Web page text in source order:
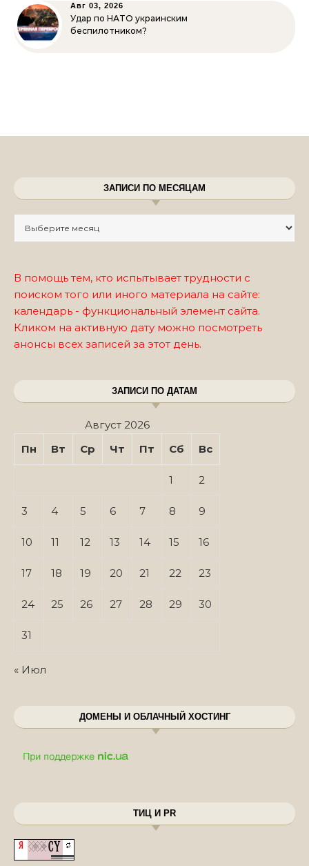
Авг 03, 2026
Удар по НАТО украинским
беспилотником?
ЗАПИСИ ПО МЕСЯЦАМ
В помощь тем, кто испытывает трудности с
поиском того или иного материала на сайте:
календарь - функциональный элемент сайта.
Кликом на активную дату можно посмотреть
анонсы всех записей за этот день.
ЗАПИСИ ПО ДАТАМ
Август 2026
Пн
Вт Ср Чт Пт Сб Вс
1 2
3 4 5 6 7 8 9
10 11 12 13 14 15 16
17 18 19 20 21 22 23
24 25 26 27 28 29 30
31
« Июл
ДОМЕНЫ И ОБЛАЧНЫЙ ХОСТИНГ
ТИЦ И PR